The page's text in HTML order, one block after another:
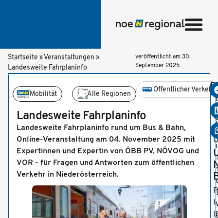
Startseite »Veranstaltungen »
Landesweite Fahrplaninfo
veröffentlicht am30.
September 2025
Mobilität Alle Regionen Öffentlicher Verkehr
Landesweite Fahrplaninfo
Landesweite Fahrplaninfo rund um Bus & Bahn,
Online-Veranstaltung am 04. November 2025 mit
Expertinnen und Expertin von ÖBB PV, NÖVOG und
VOR - für Fragen und Antworten zum öffentlichen
Verkehr in Niederösterreich.